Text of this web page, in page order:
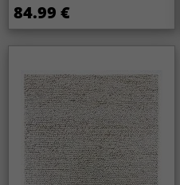
84.99 €